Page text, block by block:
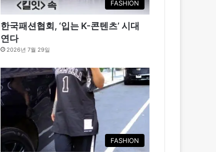
FASHION
한국패션협회, ‘입는 K-콘텐츠’ 시대
연다
2026년 7월 29일
FASHION